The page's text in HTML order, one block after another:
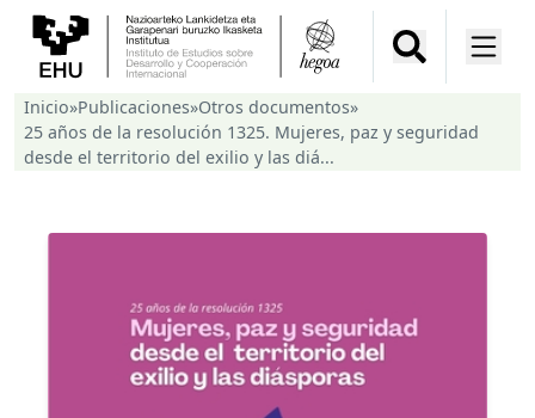
Inicio»Publicaciones»Otros documentos»
25 años de la resolución 1325. Mujeres, paz y seguridad
desde el territorio del exilio y las diá...